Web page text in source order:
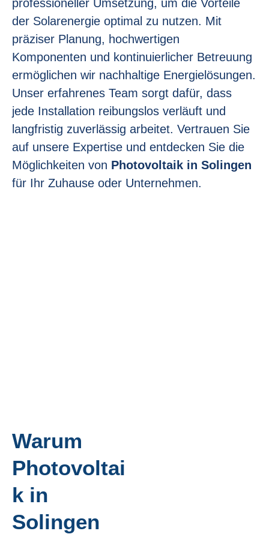
professioneller Umsetzung, um die Vorteile
der Solarenergie optimal zu nutzen. Mit
präziser Planung, hochwertigen
Komponenten und kontinuierlicher Betreuung
ermöglichen wir nachhaltige Energielösungen.
Unser erfahrenes Team sorgt dafür, dass
jede Installation reibungslos verläuft und
langfristig zuverlässig arbeitet. Vertrauen Sie
auf unsere Expertise und entdecken Sie die
Möglichkeiten von Photovoltaik in Solingen
für Ihr Zuhause oder Unternehmen.
Warum
Photovoltai
k in
Solingen